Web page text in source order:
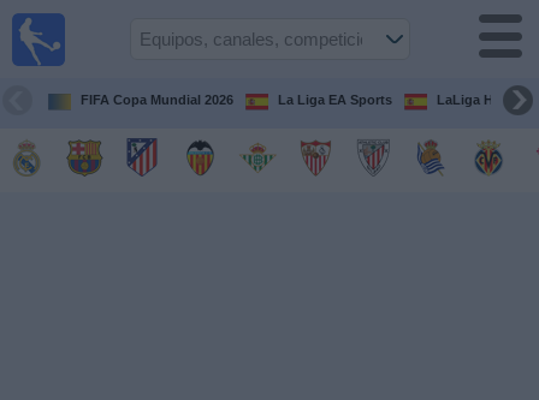
FIFA Copa Mundial 2026 La Liga EA Sports LaLiga
Guía de
Televisados